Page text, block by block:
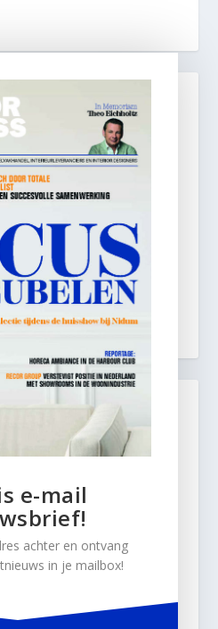
e-mail
achter en ontvang
in je mailbox!